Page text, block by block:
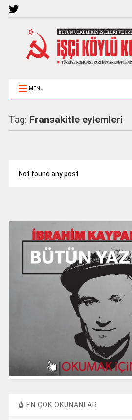
MENU
Tag: Fransakitle eylemleri
Not found any post
EN ÇOK OKUNANLAR